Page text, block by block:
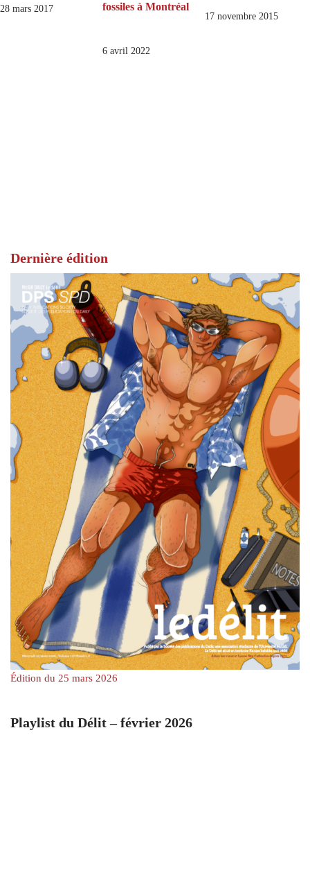
28 mars 2017
fossiles à Montréal
6 avril 2022
17 novembre 2015
Dernière édition
Édition du 25 mars 2026
Playlist du Délit – février 2026